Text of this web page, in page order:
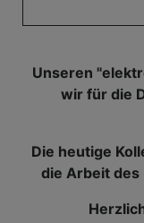
Unseren
wir für die
Die heutige
die Arbeit des